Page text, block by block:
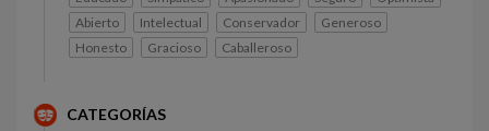
Abierto
Intelectual Conservador
Generoso
Honesto
Gracioso Caballeroso
CATEGORÍAS